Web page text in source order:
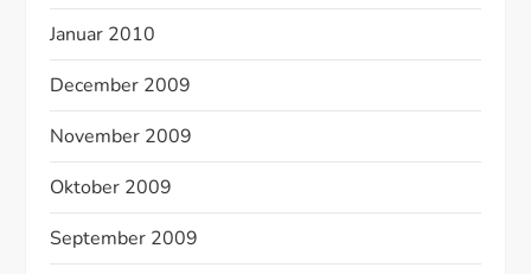
Januar 2010
December 2009
November 2009
Oktober 2009
September 2009